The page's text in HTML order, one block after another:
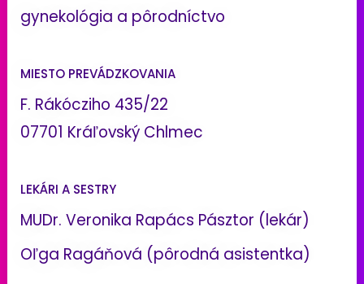
gynekológia a pôrodníctvo
MIESTO PREVÁDZKOVANIA
F. Rákócziho 435/22
07701 Kráľovský Chlmec
LEKÁRI A SESTRY
MUDr. Veronika Rapács Pásztor (lekár)
Oľga Ragáňová (pôrodná asistentka)